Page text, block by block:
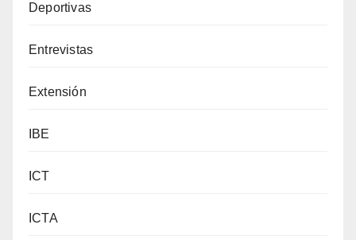
Deportivas
Entrevistas
Extensión
IBE
ICT
ICTA